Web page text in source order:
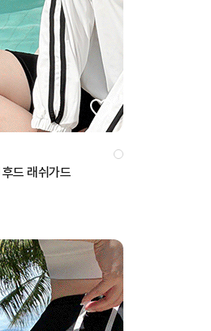
드 래쉬가드